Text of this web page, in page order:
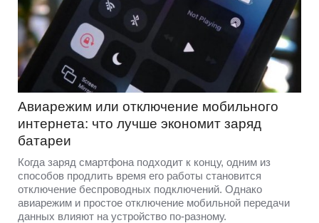
Авиарежим или отключение мобильного
интернета: что лучше экономит заряд
батареи
Когда заряд смартфона подходит к концу, одним из
способов продлить время его работы становится
отключение беспроводных подключений. Однако
авиарежим и простое отключение мобильной передачи
данных влияют на устройство по-разному.